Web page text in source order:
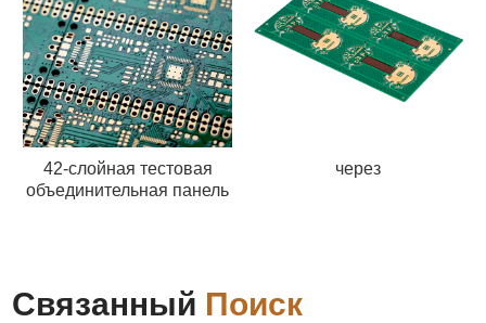
42-слойная тестовая
объединительная панель
через
Связанный Поиск